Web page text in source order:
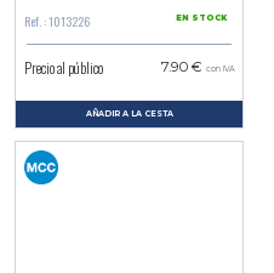
Ref. : 1013226 EN STOCK
Precio al público 7.90 € con IVA
AÑADIR A LA CESTA